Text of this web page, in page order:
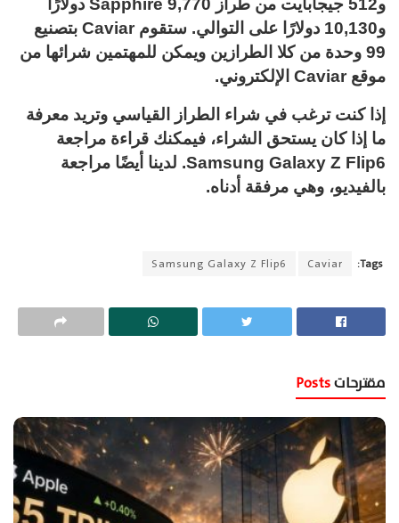
و512 جيجابايت من طراز Sapphire 9,770 دولارًا
و10,130 دولارًا على التوالي. ستقوم Caviar بتصنيع
99 وحدة من كلا الطرازين ويمكن للمهتمين شرائها من
موقع Caviar الإلكتروني.
إذا كنت ترغب في شراء الطراز القياسي وتريد معرفة
ما إذا كان يستحق الشراء، فيمكنك قراءة مراجعة
Samsung Galaxy Z Flip6. لدينا أيضًا مراجعة
بالفيديو، وهي مرفقة أدناه.
Tags:
Caviar
Samsung Galaxy Z Flip6
مقترحات